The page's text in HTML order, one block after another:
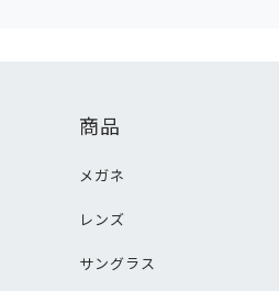
商品
メガネ
レンズ
サングラス